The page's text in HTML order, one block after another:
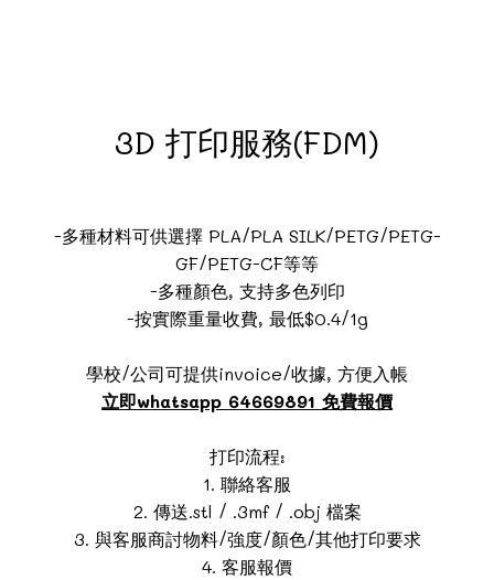
3D 打印服務(FDM)
-多種材料可供選擇 PLA/PLA SILK/PETG/PETG-
GF/PETG-CF等等
-多種顏色, 支持多色列印
-按實際重量收費, 最低$0.4/1g
學校/公司可提供invoice/收據, 方便入帳
立即whatsapp 64669891 免費報價
打印流程:
1. 聯絡客服
2. 傳送.stl / .3mf / .obj 檔案
3. 與客服商討物料/強度/顏色/其他打印要求
4. 客服報價